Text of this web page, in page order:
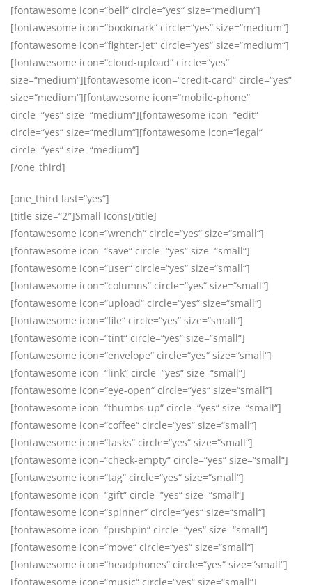
[fontawesome icon=“bell“ circle=“yes“ size=“medium“]
[fontawesome icon=“bookmark“ circle=“yes“ size=“medium“]
[fontawesome icon=“fighter-jet“ circle=“yes“ size=“medium“]
[fontawesome icon=“cloud-upload“ circle=“yes“
size=“medium“][fontawesome icon=“credit-card“ circle=“yes“
size=“medium“][fontawesome icon=“mobile-phone“
circle=“yes“ size=“medium“][fontawesome icon=“edit“
circle=“yes“ size=“medium“][fontawesome icon=“legal“
circle=“yes“ size=“medium“]
[/one_third]
[one_third last=“yes“]
[title size=“2″]Small Icons[/title]
[fontawesome icon=“wrench“ circle=“yes“ size=“small“]
[fontawesome icon=“save“ circle=“yes“ size=“small“]
[fontawesome icon=“user“ circle=“yes“ size=“small“]
[fontawesome icon=“columns“ circle=“yes“ size=“small“]
[fontawesome icon=“upload“ circle=“yes“ size=“small“]
[fontawesome icon=“file“ circle=“yes“ size=“small“]
[fontawesome icon=“tint“ circle=“yes“ size=“small“]
[fontawesome icon=“envelope“ circle=“yes“ size=“small“]
[fontawesome icon=“link“ circle=“yes“ size=“small“]
[fontawesome icon=“eye-open“ circle=“yes“ size=“small“]
[fontawesome icon=“thumbs-up“ circle=“yes“ size=“small“]
[fontawesome icon=“coffee“ circle=“yes“ size=“small“]
[fontawesome icon=“tasks“ circle=“yes“ size=“small“]
[fontawesome icon=“check-empty“ circle=“yes“ size=“small“]
[fontawesome icon=“tag“ circle=“yes“ size=“small“]
[fontawesome icon=“gift“ circle=“yes“ size=“small“]
[fontawesome icon=“spinner“ circle=“yes“ size=“small“]
[fontawesome icon=“pushpin“ circle=“yes“ size=“small“]
[fontawesome icon=“move“ circle=“yes“ size=“small“]
[fontawesome icon=“headphones“ circle=“yes“ size=“small“]
[fontawesome icon=“music“ circle=“yes“ size=“small“]